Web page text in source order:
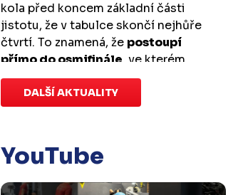
kola před koncem základní části
jistotu, že v tabulce skončí nejhůře
čtvrtí. To znamená, že postoupí
přímo do osmifinále , ve kterém
budou mítvýhodu domácího
prostředí.První zápas se v Kotlině
odehraje v úterý 10. března od
17:00
. Případný pátý rozhodující
duel by se hrál v Kotlině ve středu 18.
března od 18:00.
DALŠÍ AKTUALITY
YouTube